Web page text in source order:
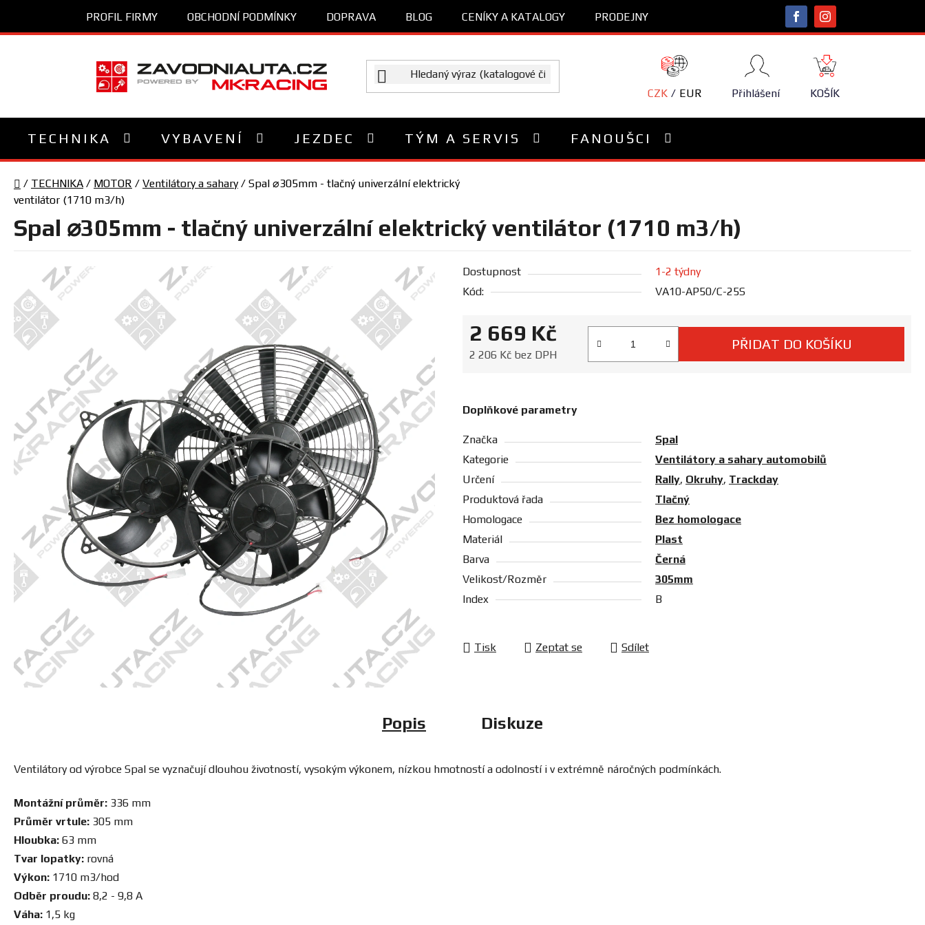
obsah
PROFIL FIRMY OBCHODNÍ PODMÍNKY DOPRAVA BLOG CENÍKY A KATALOGY PRODEJNY
CZK EUR Přihlášení
NÁKUPNÍ
KOŠÍK
KOŠÍK
TECHNIKA VYBAVENÍ JEZDEC TÝM A SERVIS FANOUŠCI
Domů
/ TECHNIKA / MOTOR / Ventilátory a sahary / Spal ⌀305mm - tlačný univerzální elektrický
ventilátor (1710 m3/h)
Spal ⌀305mm - tlačný univerzální elektrický ventilátor (1710 m3/h)
Dostupnost
1-2 týdny
Kód:
VA10-AP50/C-25S
2 669 Kč
2 206 Kč bez DPH
PŘIDAT DO KOŠÍKU
Doplňkové parametry
Značka
Spal
Kategorie
Ventilátory a sahary automobilů
Určení
Rally, Okruhy, Trackday
Produktová řada
Tlačný
Homologace
Bez homologace
Materiál
Plast
Barva
Černá
Velikost/Rozměr
305mm
Index
B
Tisk Zeptat se Sdílet
Popis Diskuze
Ventilátory od výrobce Spal se vyznačují dlouhou životností, vysokým výkonem, nízkou hmotností a odolností i v extrémně náročných podmínkách.
Montážní průměr: 336 mm
Průměr vrtule: 305 mm
Hloubka: 63 mm
Tvar lopatky: rovná
Výkon: 1710 m3/hod
Odběr proudu: 8,2 - 9,8 A
Váha: 1,5 kg